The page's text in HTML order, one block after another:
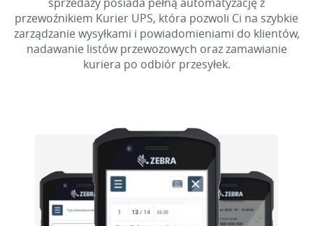
przewoźnikiem Kurier UPS, która pozwoli Ci na szybkie
zarządzanie wysyłkami i powiadomieniami do klientów,
nadawanie listów przewozowych oraz zamawianie
kuriera po odbiór przesyłek.